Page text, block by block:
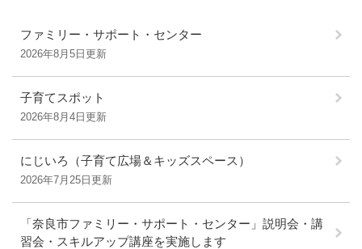
ファミリー・サポート・センター
2026年8月5日更新
子育てスポット
2026年8月4日更新
にじいろ（子育て広場＆キッズスペース）
2026年7月25日更新
「奈良市ファミリー・サポート・センター」説明会・講
習会・スキルアップ講座を実施します